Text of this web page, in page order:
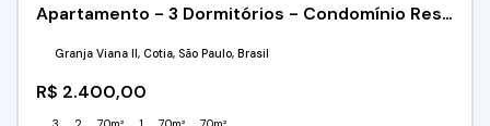
Apartamento - 3 Dormitórios - Condomínio Residencial Altos da Raposo- Granja Viana II - Cotia / SP
R$ 2.400,00
Granja Viana II, Cotia, São Paulo, Brasil